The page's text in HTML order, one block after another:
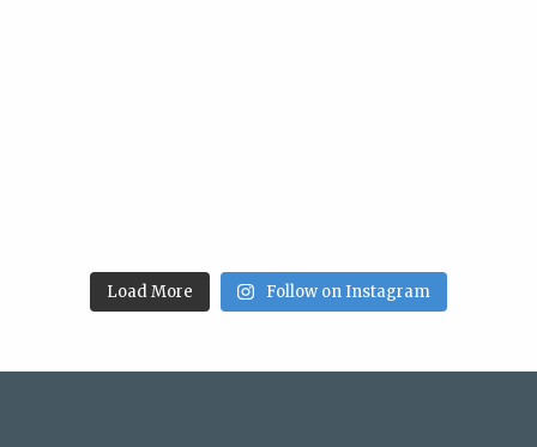
Load More Follow on Instagram